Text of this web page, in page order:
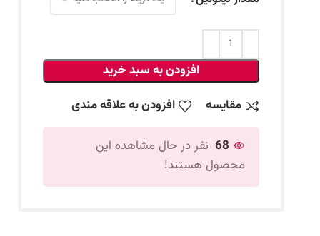
افزودن به سبد خرید
مقایسه
افزودن به علاقه مندی
68 نفر در حال مشاهده این
محصول هستند!